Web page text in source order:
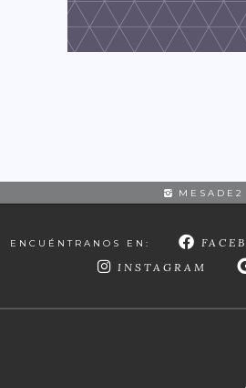
MESADE2
ENCUÉNTRANOS EN:
INSTAGRAM